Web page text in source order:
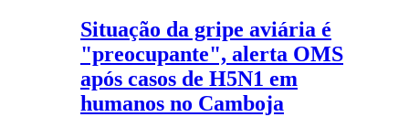
Situação da gripe aviária é
"preocupante", alerta OMS
após casos de H5N1 em
humanos no Camboja